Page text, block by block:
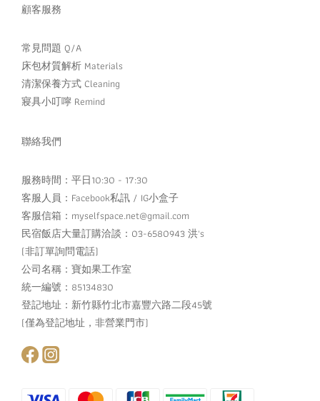
顧客服務
常見問題 Q/A
床包材質解析 Materials
清潔保養方式 Cleaning
寢具小叮嚀 Remind
聯絡我們
服務時間：平日10:30 - 17:30
客服人員： Facebook私訊 / IG小盒子
客服信箱：myselfspace.net@gmail.com
民宿飯店大量訂購洽談：03-6580943 洪's
(非訂單詢問電話)
公司名稱：寶如果工作室
統一編號：85134830
登記地址：新竹縣竹北市嘉豐六路二段45號
(僅為登記地址，非營業門市)